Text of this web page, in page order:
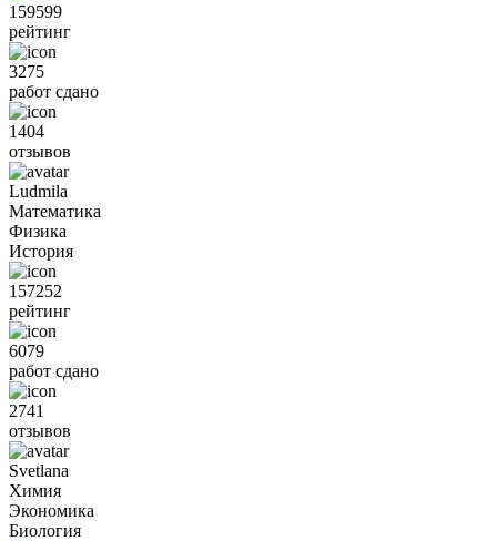
159599
рейтинг
3275
работ сдано
1404
отзывов
Ludmila
Математика
Физика
История
157252
рейтинг
6079
работ сдано
2741
отзывов
Svetlana
Химия
Экономика
Биология